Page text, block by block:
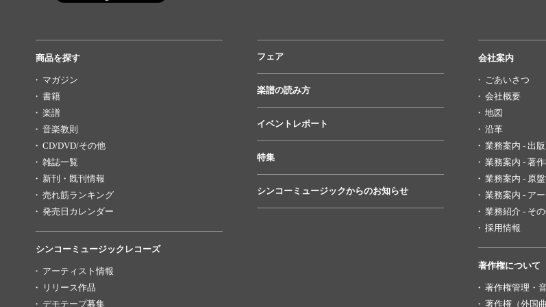
商品を探す
マガジン
書籍
楽譜
音楽教則
CD/DVD/その他
雑誌一覧
新刊・既刊情報
売れ筋ランキング
発売日カレンダー
シンコーミュージックレコーズ
アーティスト情報
リリース作品
デモテープ募集
フェア
楽譜の読み方
イベントレポート
特集
シンコーミュージックからのお知らせ
会社案内
ごあいさつ
会社概要
地図
沿革
業務案内 - 出版
業務案内 - 著
業務案内 - 原
業務案内 - ア
業務紹介 - そ
採用情報
著作権について
著作権管理・
著作権（外国曲